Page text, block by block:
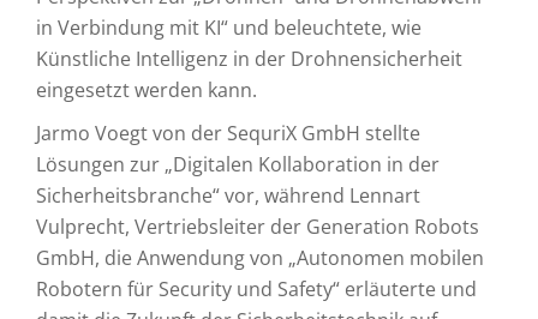
in Verbindung mit KI“ und beleuchtete, wie
Künstliche Intelligenz in der Drohnensicherheit
eingesetzt werden kann.
Jarmo Voegt von der SequriX GmbH stellte
Lösungen zur „Digitalen Kollaboration in der
Sicherheitsbranche“ vor, während Lennart
Vulprecht, Vertriebsleiter der Generation Robots
GmbH, die Anwendung von „Autonomen mobilen
Robotern für Security und Safety“ erläuterte und